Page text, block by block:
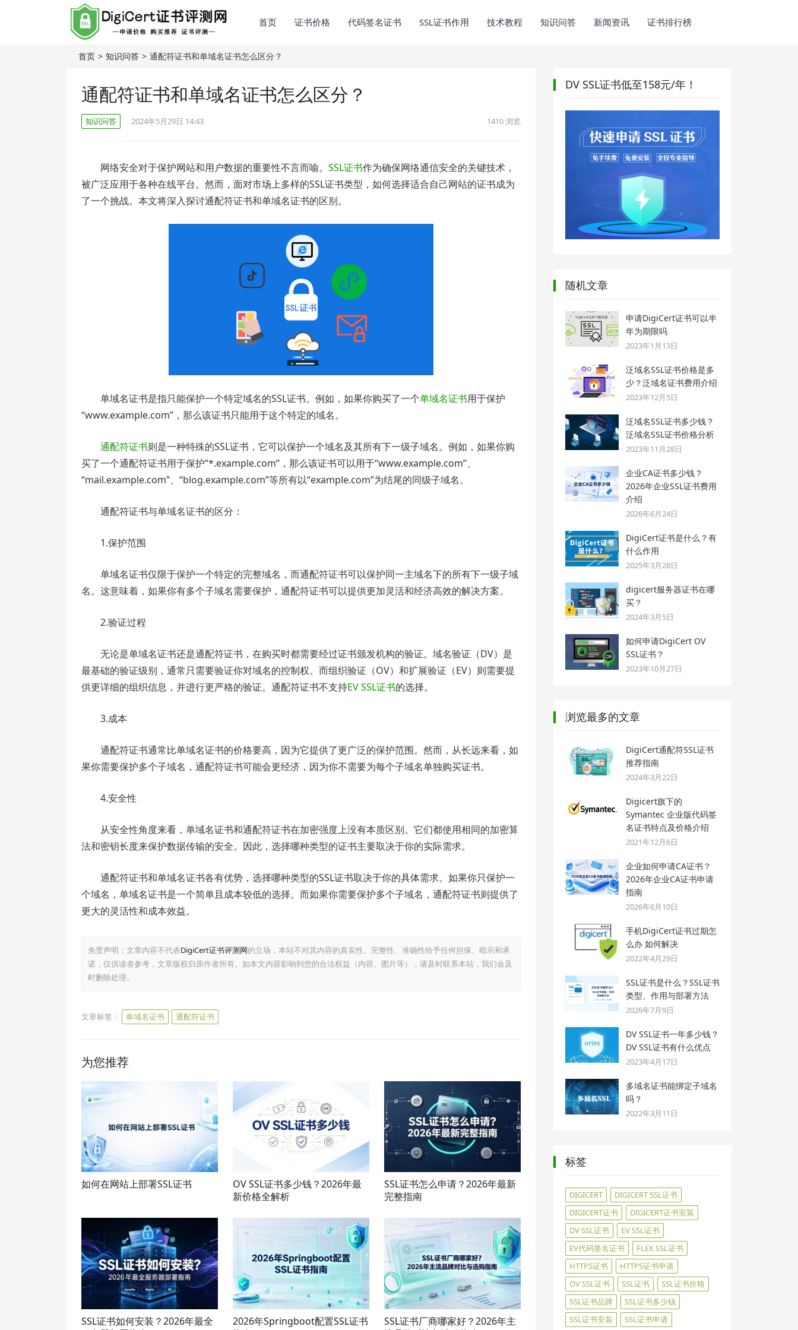
首页 证书价格 代码签名证书 SSL证书作用 技术教程 知识问答 新闻资讯 证书排行榜
首页 > 知识问答 > 通配符证书和单域名证书怎么区分？
通配符证书和单域名证书怎么区分？
知识问答 2024年5月29日 14:43 1410浏览
网络安全对于保护网站和用户数据的重要性不言而喻。 SSL证书作为确保网络通信安全的关键技术，
被广泛应用于各种在线平台。然而，面对市场上多样的SSL证书类型，如何选择适合自己网站的证书成为
了一个挑战。本文将深入探讨通配符证书和单域名证书的区别。
单域名证书是指只能保护一个特定域名的SSL证书。例如，如果你购买了一个单域名证书用于保护
“www.example.com”，那么该证书只能用于这个特定的域名。
通配符证书则是一种特殊的SSL证书，它可以保护一个域名及其所有下一级子域名。例如，如果你购
买了一个通配符证书用于保护“*.example.com”，那么该证书可以用于“www.example.com”、
“mail.example.com”、“blog.example.com”等所有以“example.com”为结尾的同级子域名。
通配符证书与单域名证书的区分：
1.保护范围
单域名证书仅限于保护一个特定的完整域名，而通配符证书可以保护同一主域名下的所有下一级子域
名。这意味着，如果你有多个子域名需要保护，通配符证书可以提供更加灵活和经济高效的解决方案。
2.验证过程
无论是单域名证书还是通配符证书，在购买时都需要经过证书颁发机构的验证。域名验证（DV）是
最基础的验证级别，通常只需要验证你对域名的控制权。而组织验证（OV）和扩展验证（EV）则需要提
供更详细的组织信息，并进行更严格的验证。通配符证书不支持EV SSL证书的选择。
3.成本
通配符证书通常比单域名证书的价格要高，因为它提供了更广泛的保护范围。然而，从长远来看，如
果你需要保护多个子域名，通配符证书可能会更经济，因为你不需要为每个子域名单独购买证书。
4.安全性
从安全性角度来看，单域名证书和通配符证书在加密强度上没有本质区别。它们都使用相同的加密算
法和密钥长度来保护数据传输的安全。因此，选择哪种类型的证书主要取决于你的实际需求。
通配符证书和单域名证书各有优势，选择哪种类型的SSL证书取决于你的具体需求。如果你只保护一
个域名，单域名证书是一个简单且成本较低的选择。而如果你需要保护多个子域名，通配符证书则提供了
更大的灵活性和成本效益。
免责声明：文章内容不代表DigiCert证书评测网的立场，本站不对其内容的真实性、完整性、准确性给予任何担保、暗示和承
诺，仅供读者参考，文章版权归原作者所有。如本文内容影响到您的合法权益（内容、图片等），请及时联系本站，我们会及
时删除处理。
文章标签： 单域名证书 通配符证书
为您推荐
如何在网站上部署SSL证书
OV SSL证书多少钱？2026年最
新价格全解析
SSL证书怎么申请？2026年最新
完整指南
SSL证书如何安装？2026年最全
2026年Springboot配置SSL证书
SSL证书厂商哪家好？2026年主
DV SSL证书低至158元/年！
随机文章
申请DigiCert证书可以半
年为期限吗
2023年1月13日
泛域名SSL证书价格是多
少？泛域名证书费用介绍
2023年12月5日
泛域名SSL证书多少钱？
泛域名SSL证书价格分析
2023年11月28日
企业CA证书多少钱？
2026年企业SSL证书费用
介绍
2026年6月24日
DigiCert证书是什么？有
什么作用
2025年3月28日
digicert服务器证书在哪
买？
2024年3月5日
如何申请DigiCert OV
SSL证书？
2023年10月27日
浏览最多的文章
DigiCert通配符SSL证书
推荐指南
2024年3月22日
Digicert旗下的
Symantec 企业版代码签
名证书特点及价格介绍
2021年12月6日
企业如何申请CA证书？
2026年企业CA证书申请
指南
2026年6月10日
手机DigiCert证书过期怎
么办 如何解决
2022年4月29日
SSL证书是什么？SSL证书
类型、作用与部署方法
2026年7月9日
DV SSL证书一年多少钱？
DV SSL证书有什么优点
2023年4月17日
多域名证书能绑定子域名
吗？
2022年3月11日
标签
DIGICERT
DIGICERT SSL证书
DIGICERT证书
DIGICERT证书安装
DV SSL证书
EV SSL证书
EV代码签名证书
FLEX SSL证书
HTTPS证书
HTTPS证书申请
OV SSL证书
SSL证书
SSL证书价格
SSL证书品牌
SSL证书多少钱
SSL证书安装
SSL证书申请